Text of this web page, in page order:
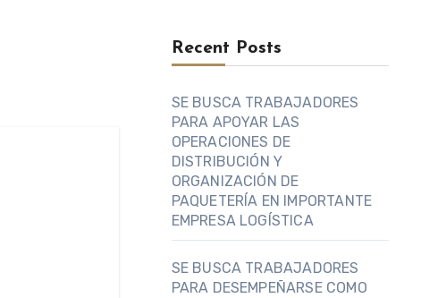
Recent Posts
SE BUSCA TRABAJADORES
PARA APOYAR LAS
OPERACIONES DE
DISTRIBUCIÓN Y
ORGANIZACIÓN DE
PAQUETERÍA EN IMPORTANTE
EMPRESA LOGÍSTICA
SE BUSCA TRABAJADORES
PARA DESEMPEÑARSE COMO